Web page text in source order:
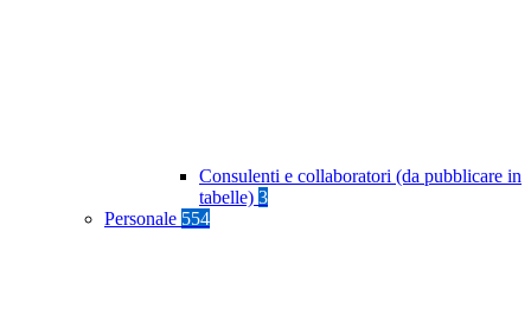
Consulenti e collaboratori (da pubblicare in
tabelle) 3
Personale 554